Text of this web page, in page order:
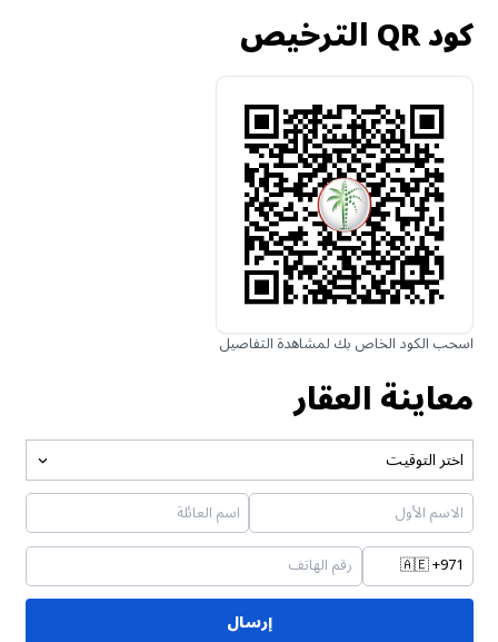
كود QR الترخيص
اسحب الكود الخاص بك لمشاهدة التفاصيل
معاينة العقار
اختر التوقيت
🇦🇪+971
إرسال